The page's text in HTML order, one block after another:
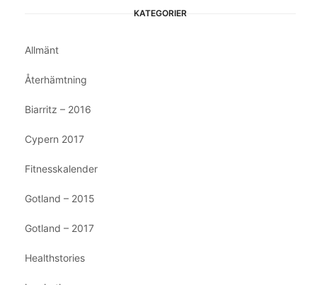
KATEGORIER
Allmänt
Återhämtning
Biarritz – 2016
Cypern 2017
Fitnesskalender
Gotland – 2015
Gotland – 2017
Healthstories